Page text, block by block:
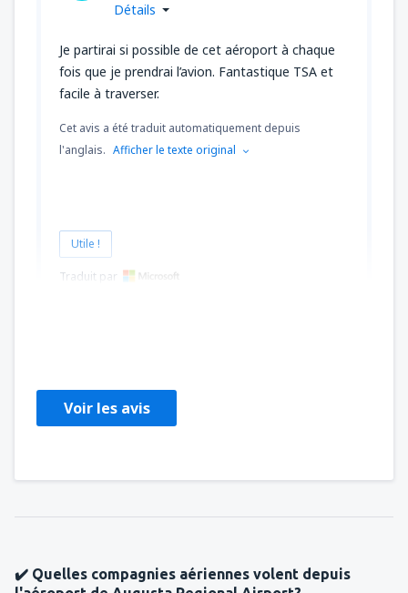
Détails
Je partirai si possible de cet aéroport à chaque
fois que je prendrai l’avion. Fantastique TSA et
facile à traverser.
Cet avis a été traduit automatiquement depuis
l'anglais. Afficher le texte original
Utile !
Traduit par
Voir les avis
✔️ Quelles compagnies aériennes volent depuis